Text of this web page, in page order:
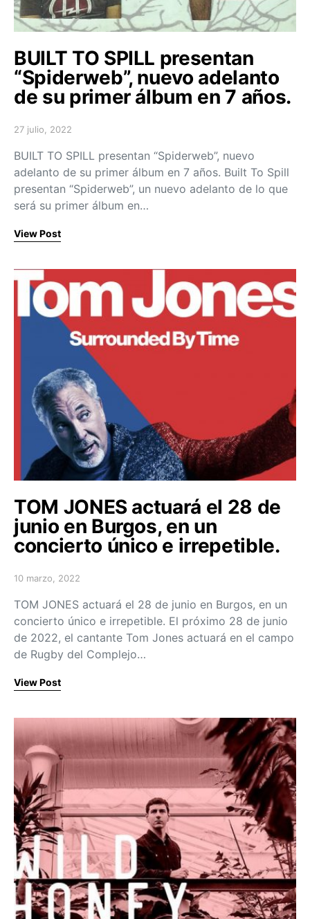
BUILT TO SPILL presentan
“Spiderweb”, nuevo adelanto
de su primer álbum en 7 años.
Posted on
27 julio, 2022
BUILT TO SPILL presentan “Spiderweb”, nuevo
adelanto de su primer álbum en 7 años. Built To Spill
presentan “Spiderweb”, un nuevo adelanto de lo que
será su primer álbum en…
View Post
TOM JONES actuará el 28 de
junio en Burgos, en un
concierto único e irrepetible.
Posted on
10 marzo, 2022
TOM JONES actuará el 28 de junio en Burgos, en un
concierto único e irrepetible. El próximo 28 de junio
de 2022, el cantante Tom Jones actuará en el campo
de Rugby del Complejo…
View Post